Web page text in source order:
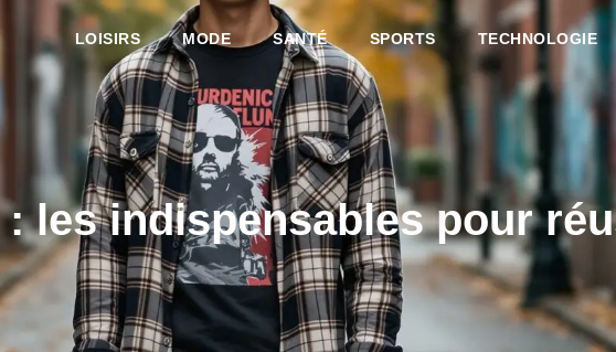
LOISIRS MODE SANTÉ SPORTS TECHNOLOGIE
les indispensables pour